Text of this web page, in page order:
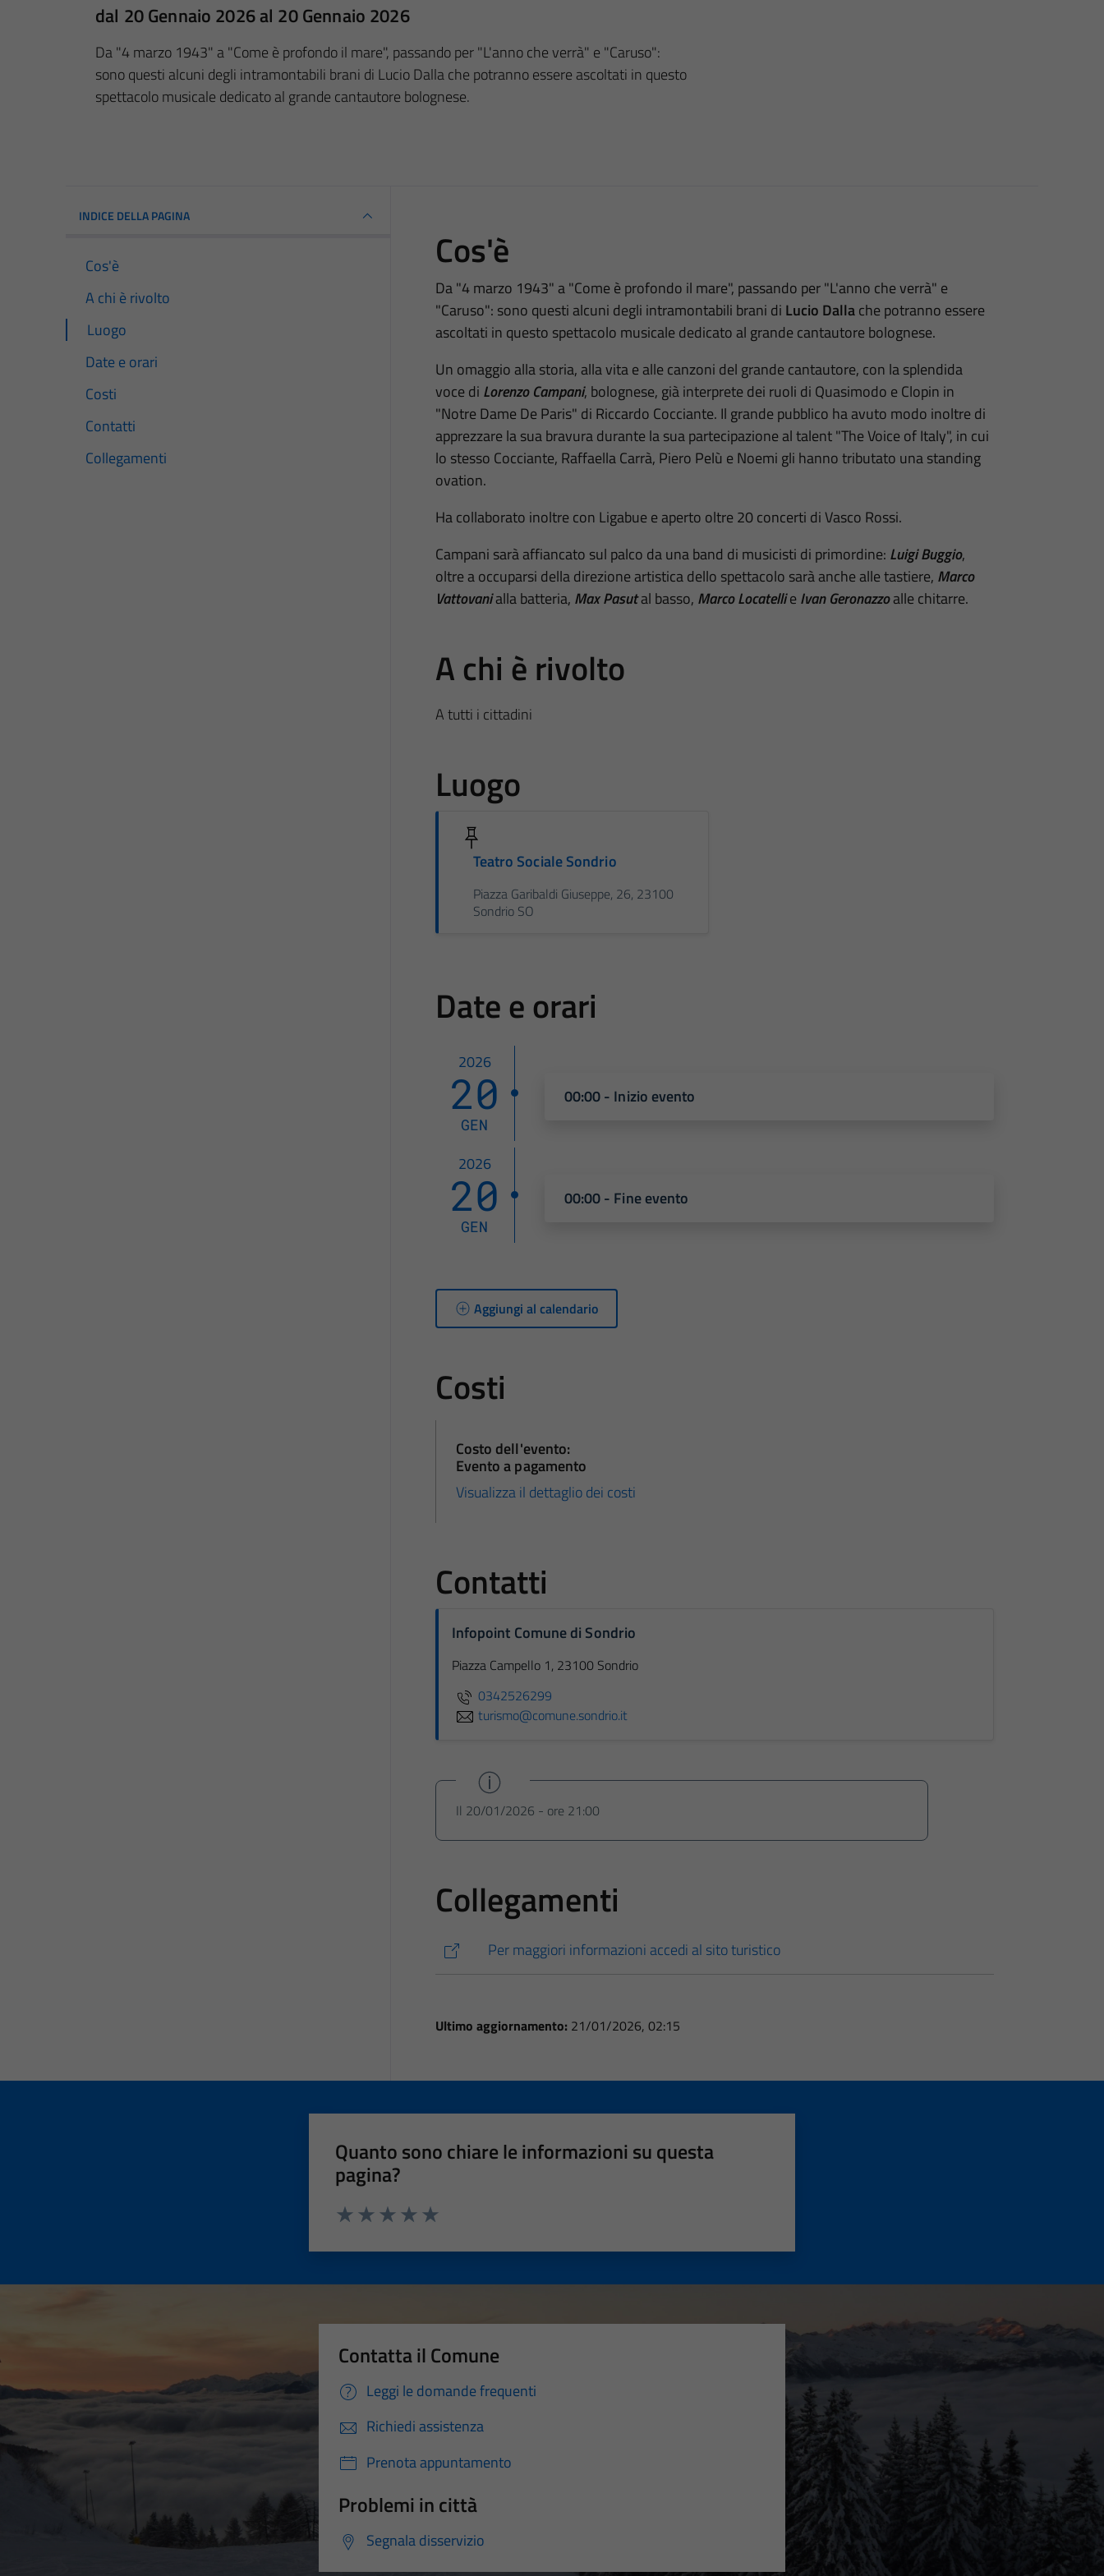
dal 20 Gennaio 2026 al 20 Gennaio 2026
Da "4 marzo 1943" a "Come è profondo il mare", passando per "L'anno che verrà" e "Caruso":
sono questi alcuni degli intramontabili brani di Lucio Dalla che potranno essere ascoltati in questo
spettacolo musicale dedicato al grande cantautore bolognese.
INDICE DELLA PAGINA
Cos'è
A chi è rivolto
Luogo
Date e orari
Costi
Contatti
Collegamenti
Cos'è
Da "4 marzo 1943" a "Come è profondo il mare", passando per "L'anno che verrà" e
"Caruso": sono questi alcuni degli intramontabili brani di Lucio Dallache potranno essere
ascoltati in questo spettacolo musicale dedicato al grande cantautore bolognese.
Un omaggio alla storia, alla vita e alle canzoni del grande cantautore, con la splendida
voce di Lorenzo Campani, bolognese, già interprete dei ruoli di Quasimodo e Clopin in
"Notre Dame De Paris" di Riccardo Cocciante. Il grande pubblico ha avuto modo inoltre di
apprezzare la sua bravura durante la sua partecipazione al talent "The Voice of Italy", in cui
lo stesso Cocciante, Raffaella Carrà, Piero Pelù e Noemi gli hanno tributato una standing
ovation.
Ha collaborato inoltre con Ligabue e aperto oltre 20 concerti di Vasco Rossi.
Campani sarà affiancato sul palco da una band di musicisti di primordine: Luigi Buggio,
oltre a occuparsi della direzione artistica dello spettacolo sarà anche alle tastiere, Marco
Vattovanialla batteria, Max Pasutal basso, Marco Locatellie Ivan Geronazzoalle chitarre.
A chi è rivolto
A tutti i cittadini
Luogo
Teatro Sociale Sondrio
Piazza Garibaldi Giuseppe, 26, 23100
Sondrio SO
Date e orari
2026
20
GEN
00:00 - Inizio evento
2026
20
GEN
00:00 - Fine evento
Aggiungi al calendario
Costi
Costo dell'evento:
Evento a pagamento
Visualizza il dettaglio dei costi
Contatti
Infopoint Comune di Sondrio
Piazza Campello 1, 23100 Sondrio
0342526299
turismo@comune.sondrio.it
Il 20/01/2026 - ore 21:00
Collegamenti
Per maggiori informazioni accedi al sito turistico
Ultimo aggiornamento: 21/01/2026, 02:15
Quanto sono chiare le informazioni su questa
pagina?
Contatta il Comune
Leggi le domande frequenti
Richiedi assistenza
Prenota appuntamento
Problemi in città
Segnala disservizio